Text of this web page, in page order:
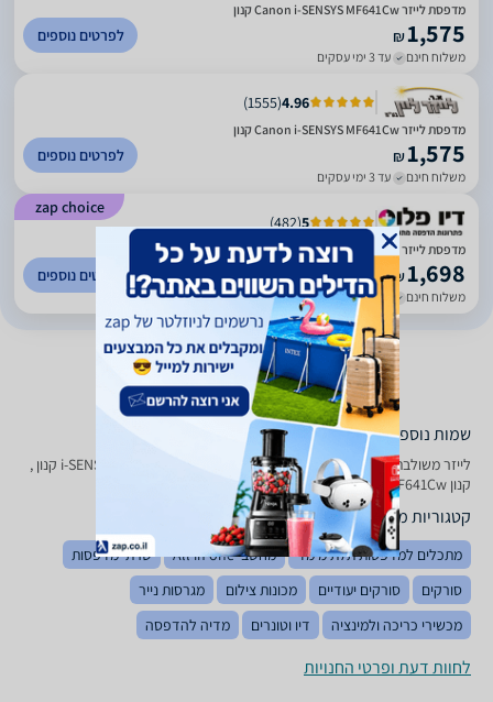
מדפסת ‏לייזר Canon i-SENSYS MF641Cw קנון
₪1,575
משלוח חינם עד 3 ימי עסקים
לפרטים נוספים
4.96
(
1555
)
מדפסת ‏לייזר Canon i-SENSYS MF641Cw קנון
₪1,575
משלוח חינם עד 3 ימי עסקים
לפרטים נוספים
zap choice
5
(
482
)
מדפסת לייזר משולבת צבע קנון Canon MF641Cw
₪1,698
משלוח חינם עד 7 ימי עסקים
לפרטים נוספים
שמות נוספים לדגם
‏לייזר ‏משולבת Canon i - SENSYS MF 641 Cw קנון, i-SENSYS MF641Cw קנון ,
קנון i-SENSYS MF641Cw
קטגוריות משלימות
מתכלים למדפסות תלת מימד מחשבי All in one
שרתי מדפסות
סורקים
סורקים יעודיים מכונות צילום
מגרסות נייר
מכשירי כריכה ולמינציה
דיו וטונרים מדיה להדפסה
לחוות דעת ופרטי החנויות